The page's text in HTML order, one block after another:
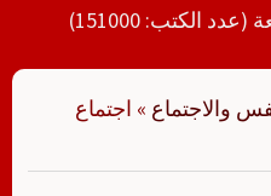
الكتب: 151000)
والاجتماع » اجتماع